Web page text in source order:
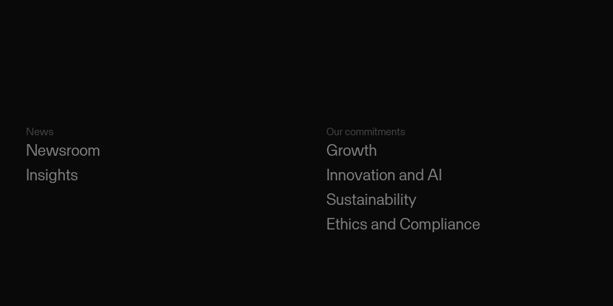
News
Newsroom
Insights
Our commitments
Growth
Innovation and AI
Sustainability
Ethics and Compliance